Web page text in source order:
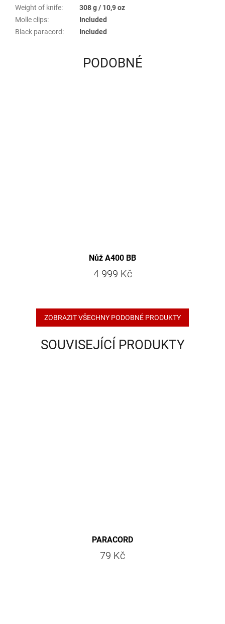
Weight of knife:
308 g / 10,9 oz
Molle clips:
Included
Black paracord: Included
PODOBNÉ
Nůž A400 BB
4 999 Kč
ZOBRAZIT VŠECHNY PODOBNÉ PRODUKTY
SOUVISEJÍCÍ PRODUKTY
PARACORD
79 Kč